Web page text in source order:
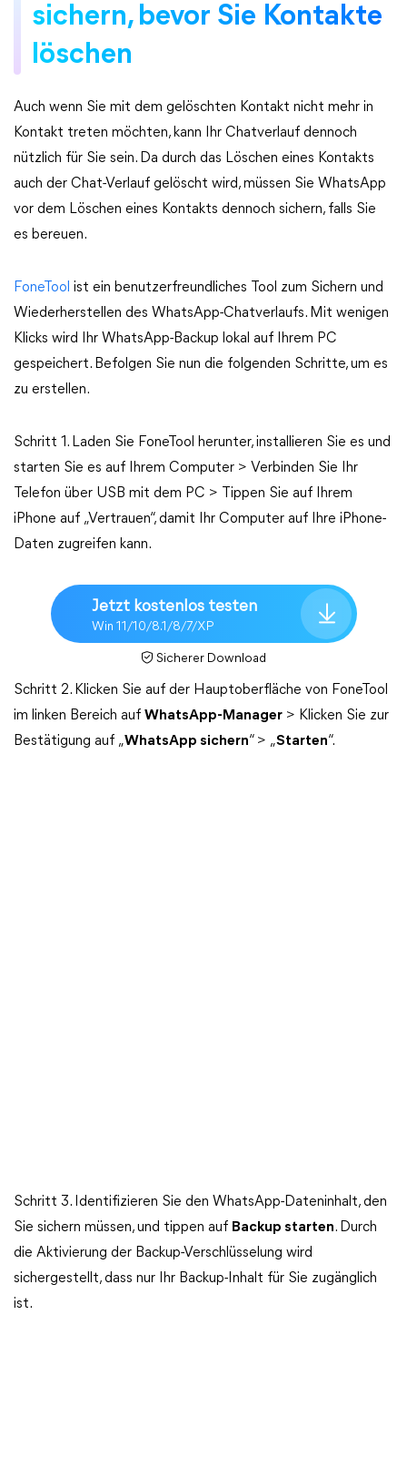
sichern, bevor Sie Kontakte
löschen
Auch wenn Sie mit dem gelöschten Kontakt nicht mehr in
Kontakt treten möchten, kann Ihr Chatverlauf dennoch
nützlich für Sie sein. Da durch das Löschen eines Kontakts
auch der Chat-Verlauf gelöscht wird, müssen Sie WhatsApp
vor dem Löschen eines Kontakts dennoch sichern, falls Sie
es bereuen.
FoneTool ist ein benutzerfreundliches Tool zum Sichern und
Wiederherstellen des WhatsApp-Chatverlaufs. Mit wenigen
Klicks wird Ihr WhatsApp-Backup lokal auf Ihrem PC
gespeichert. Befolgen Sie nun die folgenden Schritte, um es
zu erstellen.
Schritt 1. Laden Sie FoneTool herunter, installieren Sie es und
starten Sie es auf Ihrem Computer > Verbinden Sie Ihr
Telefon über USB mit dem PC > Tippen Sie auf Ihrem
iPhone auf „Vertrauen“, damit Ihr Computer auf Ihre iPhone-
Daten zugreifen kann.
Jetzt kostenlos testen
Win 11/10/8.1/8/7/XP
Sicherer Download
Schritt 2. Klicken Sie auf der Hauptoberfläche von FoneTool
im linken Bereich auf WhatsApp-Manager > Klicken Sie zur
Bestätigung auf „WhatsApp sichern“ > „Starten“.
Schritt 3. Identifizieren Sie den WhatsApp-Dateninhalt, den
Sie sichern müssen, und tippen auf Backup starten. Durch
die Aktivierung der Backup-Verschlüsselung wird
sichergestellt, dass nur Ihr Backup-Inhalt für Sie zugänglich
ist.